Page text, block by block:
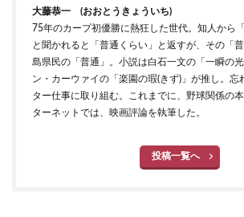
大藤恭一 (おおとうきょういち)
75年のカープ初優勝に熱狂した世代。知人から
と聞かれると「普通くらい」と返すが、その「
島県民の「普通」。小説は白石一文の「一瞬の
ン・カーウァイの「楽園の瑕(きず)」が推し。忘
ター仕事に取り組む。これまでに、野球関係の
ターネットでは、映画評論を執筆した。
投稿一覧へ